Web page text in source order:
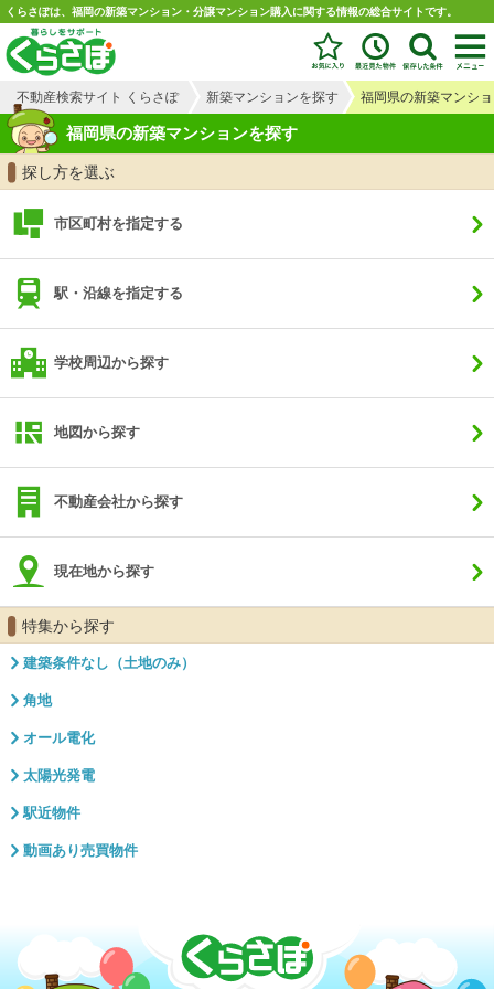
くらさぽは、福岡の新築マンション・分譲マンション購入に関する情報の総合サイトです。
不動産検索サイト くらさぽ 新築マンションを探す 福岡県の新築マンシ
福岡県の新築マンションを探す
探し方を選ぶ
市区町村を指定する
駅・沿線を指定する
学校周辺から探す
地図から探す
不動産会社から探す
現在地から探す
特集から探す
建築条件なし（土地のみ）
角地
オール電化
太陽光発電
駅近物件
動画あり売買物件